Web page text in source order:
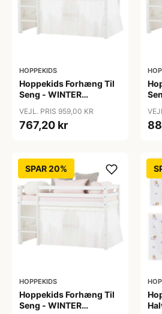
HOPPEKIDS
Hoppekids Forhæng Til
Seng - WINTER
Flere Størrelser
VEJL. PRIS 959,00 KR
767,20 kr
SPAR 20%
HOPPEKIDS
Hoppekids Forhæng Til
Seng - WINTER